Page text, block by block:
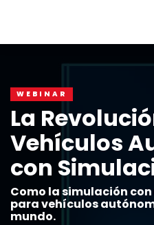
WEBINAR
La
Vehículos
con
Como la simulación
para vehículos
mundo.